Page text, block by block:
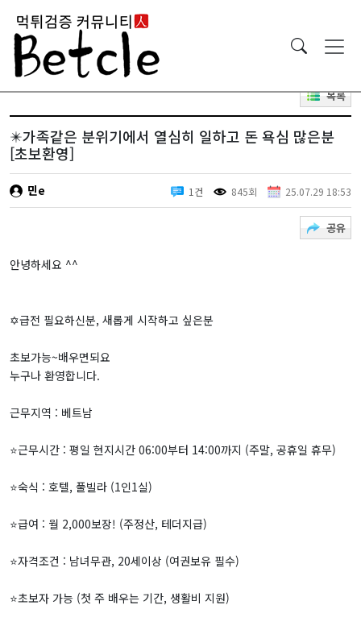
목록
✴️가족같은 분위기에서 열심히 일하고 돈 욕심 많은분
[초보환영]
민e 1건 845회 25.07.29 18:53
공유
안녕하세요 ^^
✡️급전 필요하신분, 새롭게 시작하고 싶은분
초보가능~배우면되요
누구나 환영합니다.
근무지역 : 베트남
⭐️근무시간 : 평일 현지시간 06:00부터 14:00까지 (주말, 공휴일 휴무)
⭐️숙식 : 호텔, 풀빌라 (1인1실)
⭐️급여 : 월 2,000보장! (주정산, 테더지급)
⭐️자격조건 : 남녀무관, 20세이상 (여권보유 필수)
⭐️초보자 가능 (첫 주 배우는 기간, 생활비 지원)